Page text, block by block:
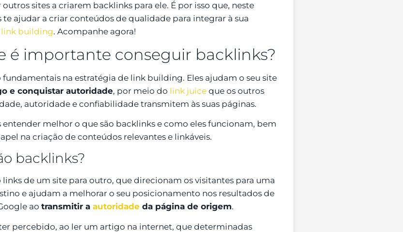
sites a criarem backlinks para ele. É por isso que, neste
te ajudar a criar conteúdos de qualidade para integrar à sua
link building. Acompanhe agora!
é importante conseguir backlinks?
fundamentais na estratégia de link building. Eles ajudam o seu site
e conquistar autoridade, por meio do link juice que os outros
autoridade e confiabilidade transmitem às suas páginas.
entender melhor o que são backlinks e como eles funcionam, bem
na criação de conteúdos relevantes e linkáveis.
backlinks?
links de um site para outro, que direcionam os visitantes para uma
e ajudam a melhorar o seu posicionamento nos resultados de
ao transmitir a autoridade da página de origem.
percebido, ao ler um artigo na internet, que determinadas